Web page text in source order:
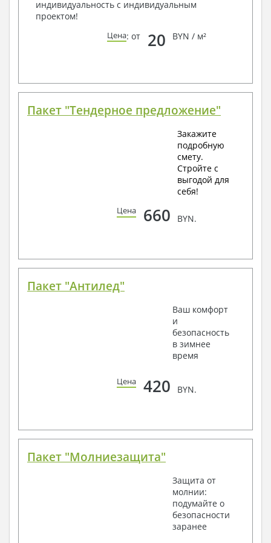
индивидуальность с индивидуальным
проектом!
Цена: от 20 BYN / м²
Пакет "Тендерное предложение"
Закажите
подробную
смету.
Стройте с
выгодой для
себя!
Цена 660 BYN.
Пакет "Антилед"
Ваш комфорт
и
безопасность
в зимнее
время
Цена 420 BYN.
Пакет "Молниезащита"
Защита от
молнии:
подумайте о
безопасности
заранее